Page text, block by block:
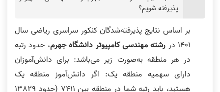
پذیرفته شویم؟
بر اساس نتایج پذیرفته‌شدگان کنکور سراسری ریاضی سال
1401 در
رشته مهندسی کامپیوتر دانشگاه جهرم، حدود رتبه
در هر منطقه به‌صورت زیر می‌باشد: برای دانش‌آموزان
دارای سهمیه منطقه یک: اگر دانش‌آموز منطقه یک
هستید، باید رتبه شما در منطقه بین 7411 (حدود 13829